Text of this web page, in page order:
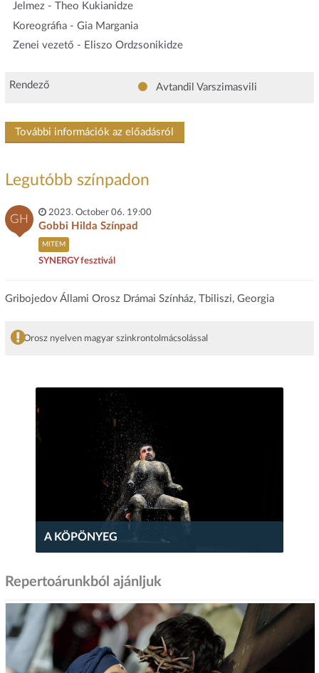
Jelmez - Theo Kukianidze
Koreográfia - Gia Margania
Zenei vezető - Eliszo Ordzsonikidze
Rendező Avtandil Varszimasvili
További információk az előadásról
Legutóbb színpadon
GH
2023. October 06. 19:00
Gobbi Hilda Színpad
MITEM
SYNERGY fesztivál
Gribojedov Állami Orosz Drámai Színház, Tbiliszi, Georgia
Orosz nyelven magyar szinkrontolmácsolással
A KÖPÖNYEG
Repertoárunkból ajánljuk